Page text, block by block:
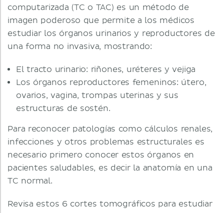
computarizada (TC o TAC) es un método de
imagen poderoso que permite a los médicos
estudiar los órganos urinarios y reproductores de
una forma no invasiva, mostrando:
El tracto urinario: riñones, uréteres y vejiga
Los órganos reproductores femeninos: útero,
ovarios, vagina, trompas uterinas y sus
estructuras de sostén.
Para reconocer patologías como cálculos renales,
infecciones y otros problemas estructurales es
necesario primero conocer estos órganos en
pacientes saludables, es decir la anatomía en una
TC normal.
Revisa estos 6 cortes tomográficos para estudiar